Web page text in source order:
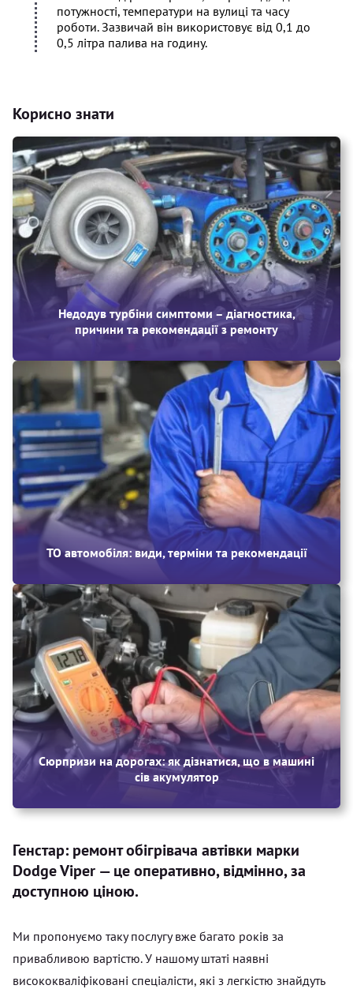
потужності, температури на вулиці та часу
роботи. Зазвичай він використовує від 0,1 до
0,5 літра палива на годину.
Корисно знати
Недодув турбіни симптоми – діагностика,
причини та рекомендації з ремонту
ТО автомобіля: види, терміни та рекомендації
Сюрпризи на дорогах: як дізнатися, що в машині
сів акумулятор
Генстар: ремонт обігрівача автівки марки
Dodge Viper — це оперативно, відмінно, за
доступною ціною.
Ми пропонуємо таку послугу вже багато років за
привабливою вартістю. У нашому штаті наявні
висококваліфіковані спеціалісти, які з легкістю знайдуть